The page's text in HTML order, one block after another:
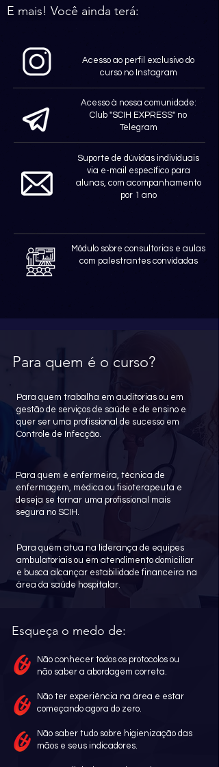
E mais! Você ainda terá:
Acesso ao perfil exclusivo do
curso no Instagram
Acesso à nossa comunidade:
Club "SCIH EXPRESS" no
Telegram
Suporte de dúvidas individuais
via e-mail específico para
alunas, com acompanhamento
por 1 ano
Módulo sobre consultorias e aulas
com palestrantes convidadas
Esqueça o medo de:
Não conhecer todos os protocolos ou
não saber a abordagem correta.
Não ter experiência na área e estar
começando agora do zero.
Não saber tudo sobre higienização das
mãos e seus indicadores.
Para quem é o curso?
Para quem trabalha em auditorias ou em
gestão de serviços de saúde e de ensino e
quer ser uma profissional de sucesso em
Controle de Infecção.
Para quem é enfermeira, técnica de
enfermagem, médica ou fisioterapeuta e
deseja se tornar uma profissional mais
segura no SCIH.
Para quem atua na liderança de equipes
ambulatoriais ou em atendimento domiciliar
e busca alcançar estabilidade financeira na
área da saúde hospitalar.